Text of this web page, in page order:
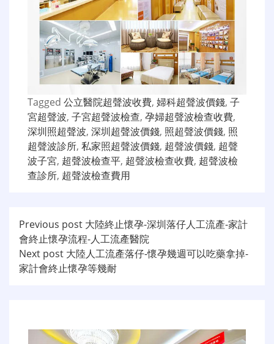
Tagged 公立醫院超聲波收費, 婦科超聲波價錢, 子
宮超聲波, 子宮超聲波檢查, 孕婦超聲波檢查收費,
深圳照超聲波, 深圳超聲波價錢, 照超聲波價錢, 照
超聲波診所, 私家照超聲波價錢, 超聲波價錢, 超聲
波子宮, 超聲波檢查平, 超聲波檢查收費, 超聲波檢
查診所, 超聲波檢查費用
文
章
导
Previous post 大陸終止懷孕-深圳落仔人工流產-家計
會終止懷孕流程-人工流產醫院
Next post 大陸人工流產落仔-懷孕幾週可以吃藥拿掉-
家計會終止懷孕等幾耐